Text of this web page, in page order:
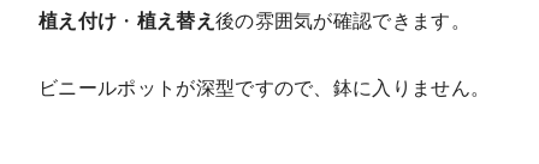
植え付け ・ 植え替え 後の雰囲気が確認できます。
ビニールポットが深型ですので、鉢に入りません。